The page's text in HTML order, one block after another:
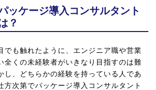
ッケージ導入コンサルタント
？
でも触れたように、エンジニア職や営業
全くの未経験者がいきなり目指すのは難
し、どちらかの経験を持っている人であ
方次第でパッケージ導入コンサルタント